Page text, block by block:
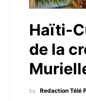
Haïti-
de la
by Redaction Télé